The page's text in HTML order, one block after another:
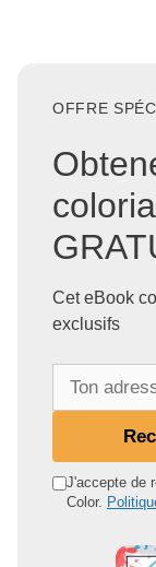
OFFRE
Cet eBook
exclusifs
d J'accepte de
Color.